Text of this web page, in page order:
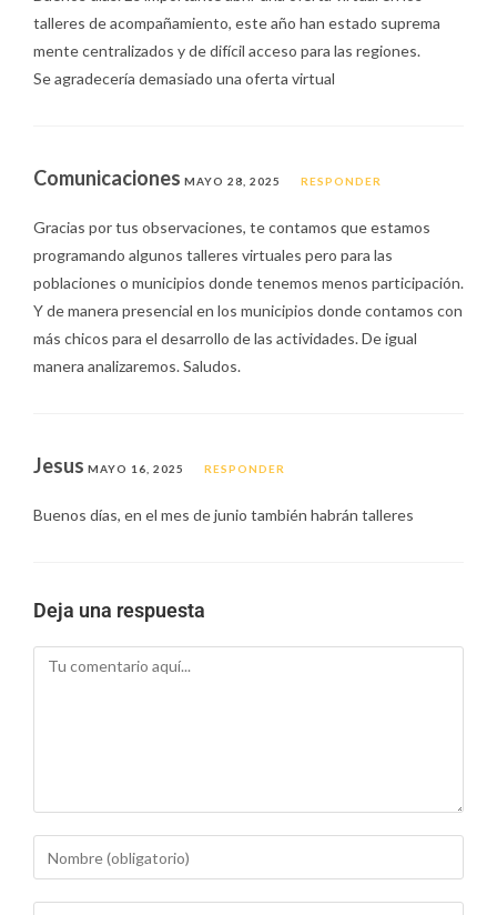
talleres de acompañamiento, este año han estado suprema
mente centralizados y de difícil acceso para las regiones.
Se agradecería demasiado una oferta virtual
Comunicaciones MAYO 28, 2025 RESPONDER
Gracias por tus observaciones, te contamos que estamos
programando algunos talleres virtuales pero para las
poblaciones o municipios donde tenemos menos participación.
Y de manera presencial en los municipios donde contamos con
más chicos para el desarrollo de las actividades. De igual
manera analizaremos. Saludos.
Jesus MAYO 16, 2025 RESPONDER
Buenos días, en el mes de junio también habrán talleres
Deja una respuesta